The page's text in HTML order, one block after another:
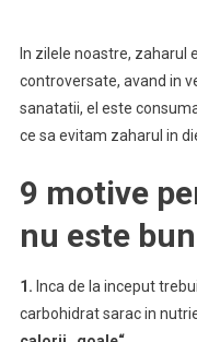
In zilele noastre, zaharul
controversate, avand in
sanatatii, el este
ce sa evitam zaharul in
9 motive
nu este
1. Inca de la inceput
carbohidrat sarac in